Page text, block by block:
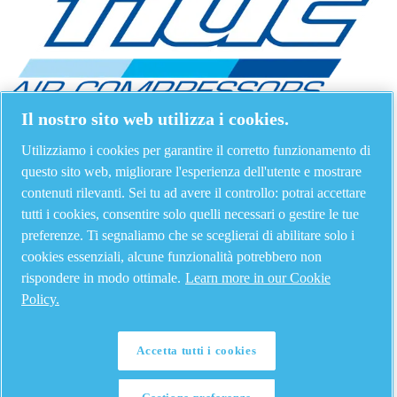
Il nostro sito web utilizza i cookies.
Utilizziamo i cookies per garantire il corretto funzionamento di
questo sito web, migliorare l'esperienza dell'utente e mostrare
contenuti rilevanti. Sei tu ad avere il controllo: potrai accettare
tutti i cookies, consentire solo quelli necessari o gestire le tue
preferenze. Ti segnaliamo che se sceglierai di abilitare solo i
cookies essenziali, alcune funzionalità potrebbero non
rispondere in modo ottimale. Learn more in our Cookie
Policy.
Accetta tutti i cookies